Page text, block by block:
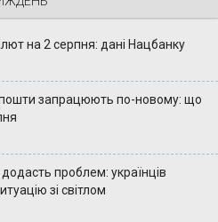
на 2 серпня: дані Нацбанку
пошти запрацюють по-новому: що
проблем: українців
зі світлом